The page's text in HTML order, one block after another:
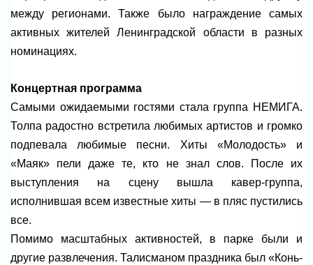
между регионами. Также было награждение самых
активных жителей Ленинградской области в разных
номинациях.
Концертная программа
Самыми ожидаемыми гостями стала группа НЕМИГА.
Толпа радостно встретила любимых артистов и громко
подпевала любимые песни. Хиты «Молодость» и
«Маяк» пели даже те, кто не знал слов. После их
выступления на сцену вышла кавер-группа,
исполнившая всем известные хиты — в пляс пустились
все.
Помимо масштабных активностей, в парке были и
другие развлечения. Талисманом праздника был «Конь-